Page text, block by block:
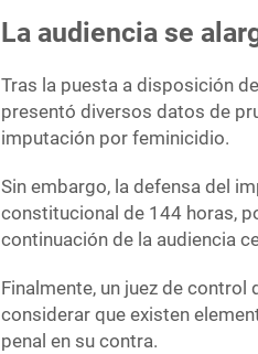
La audiencia se
Tras la puesta a disposición
presentó diversos datos de
imputación por feminicidio.
Sin embargo, la defensa del
constitucional de 144 horas,
continuación de la audiencia
Finalmente, un juez de control
considerar que existen
penal en su contra.